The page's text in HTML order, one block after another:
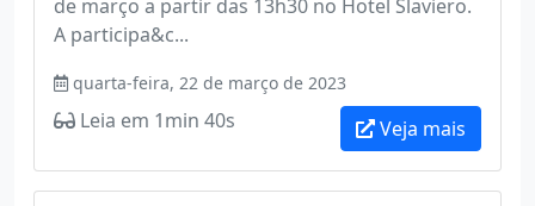
de março a partir das 13h30 no Hotel Slaviero.
A participa&c...
quarta-feira, 22 de março de 2023
Leia em 1min 40s Veja mais